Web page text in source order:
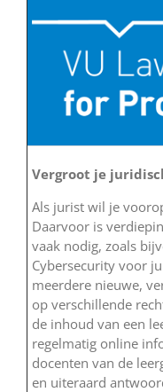
Vergroot je
Als jurist wil je
Daarvoor is
vaak nodig, zoals
Cybersecurity voor
meerdere nieuwe,
op verschillende
de inhoud van een
regelmatig online
docenten van de
en uiteraard